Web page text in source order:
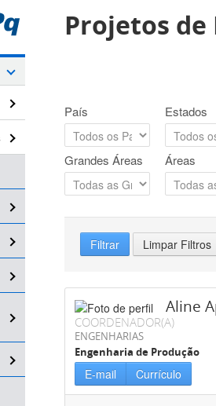
Projetos de
País Estados
Grandes Áreas Áreas
Filtrar Limpar Filtros
Aline
COORDENADOR(A)
ENGENHARIAS
Engenharia de Produção
E-mail Currículo